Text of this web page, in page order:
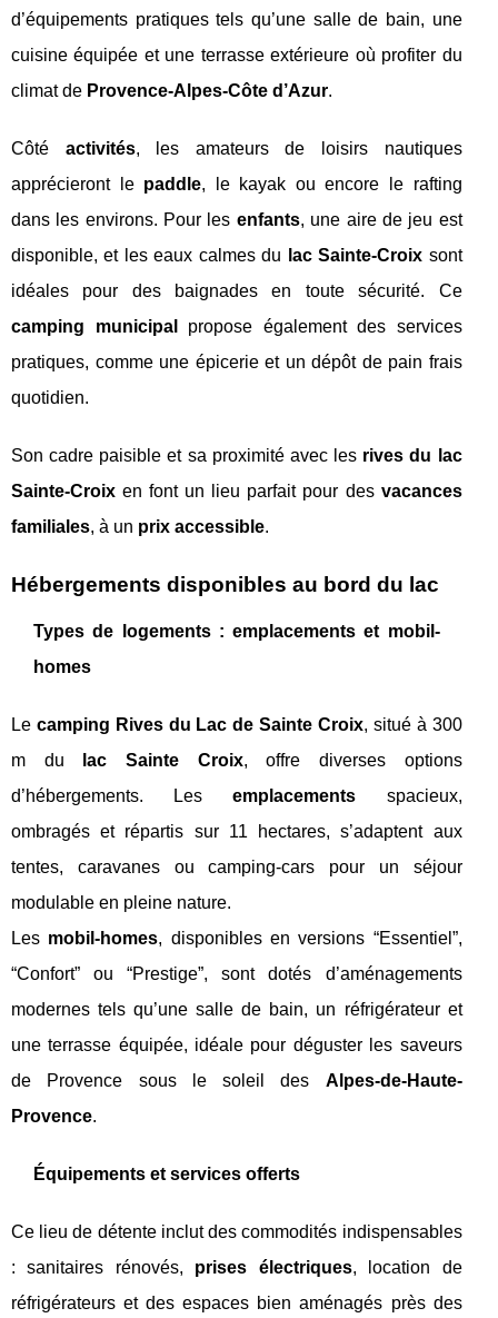
d’équipements pratiques tels qu’une salle de bain, une
cuisine équipée et une terrasse extérieure où profiter du
climat de Provence-Alpes-Côte d’Azur.
Côté activités, les amateurs de loisirs nautiques
apprécieront le paddle, le kayak ou encore le rafting
dans les environs. Pour les enfants, une aire de jeu est
disponible, et les eaux calmes du
lac Sainte-Croix sont
idéales pour des baignades en toute sécurité. Ce
camping municipal
propose également des services
pratiques, comme une épicerie et un dépôt de pain frais
quotidien.
Son cadre paisible et sa proximité avec les rives du lac
Sainte-Croix en font un lieu parfait pour des vacances
familiales, à un prix accessible.
Hébergements disponibles au bord du lac
Types de logements : emplacements et mobil-
homes
Le camping Rives du Lac de Sainte Croix, situé à 300
m du
lac Sainte Croix, offre diverses options
d’hébergements. Lesemplacements spacieux,
ombragés et répartis sur 11 hectares, s’adaptent aux
tentes, caravanes ou camping-cars pour un séjour
modulable en pleine nature.
Les mobil-homes, disponibles en versions “Essentiel”,
“Confort” ou “Prestige”, sont dotés d’aménagements
modernes tels qu’une salle de bain, un réfrigérateur et
une terrasse équipée, idéale pour déguster les saveurs
de Provence sous le soleil des Alpes-de-Haute-
Provence.
Équipements et services offerts
Ce lieu de détente inclut des commodités indispensables
: sanitaires rénovés, prises électriques, location de
réfrigérateurs et des espaces bien aménagés près des